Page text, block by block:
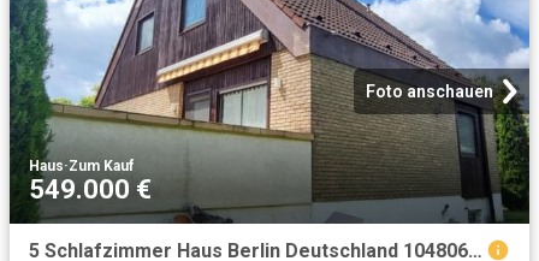
Foto anschauen
Haus·Zum Kauf
549.000 €
5 Schlafzimmer Haus Berlin Deutschland 104806211